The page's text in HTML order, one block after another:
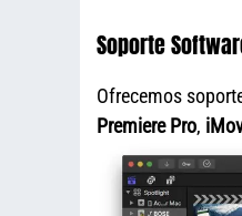
Soporte
Ofrecemos
Premiere Pro,